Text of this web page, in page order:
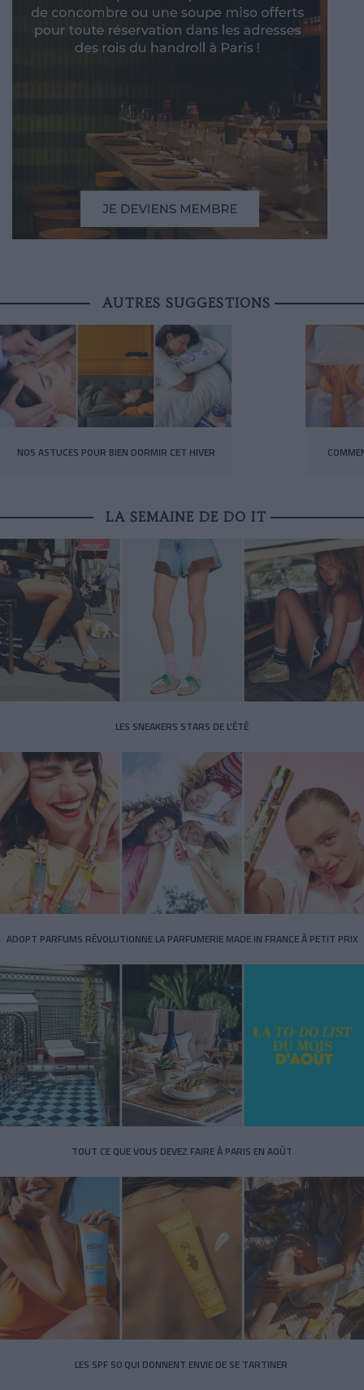
AUTRES SUGGESTIONS
NOS ASTUCES POUR BIEN DORMIR CET HIVER
LA SEMAINE DE DO IT
LES SNEAKERS STARS DE L’ÉTÉ
ADOPT PARFUMS RÉVOLUTIONNE LA PARFUMERIE MADE IN FRANCE À PETIT PRIX
TOUT CE QUE VOUS DEVEZ FAIRE À PARIS EN AOÛT
LES SPF 50 QUI DONNENT ENVIE DE SE TARTINER